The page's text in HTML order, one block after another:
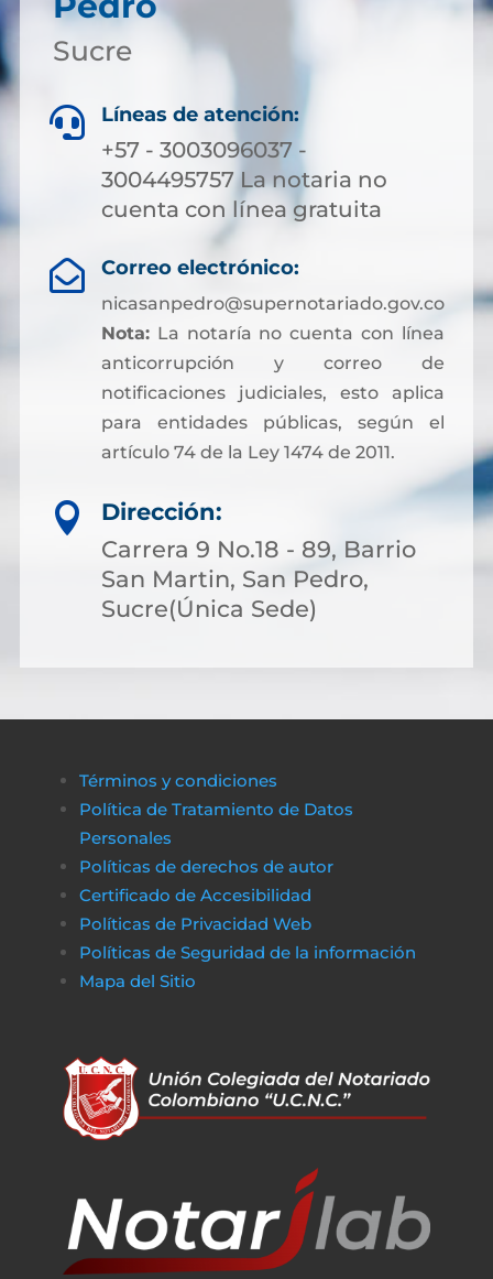
Sucre
 Líneas de atención:
+57 - 3003096037 -
3004495757 La notaria no
cuenta con línea gratuita
 Correo electrónico:
nicasanpedro@supernotariado.gov.co
Nota:La notaría no cuenta con línea
anticorrupción y correo de
notificaciones judiciales, esto aplica
para entidades públicas, según el
artículo 74 de la Ley 1474 de 2011.

Dirección:
Carrera 9 No.18 - 89, Barrio
San Martin, San Pedro,
Sucre(Única Sede)
Términos y condiciones
Política de Tratamiento de Datos
Personales
Políticas de derechos de autor
Certificado de Accesibilidad
Políticas de Privacidad Web
Políticas de Seguridad de la información
Mapa del Sitio